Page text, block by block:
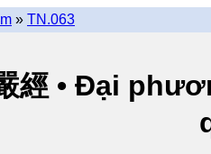
» TN.063
經 • Đại